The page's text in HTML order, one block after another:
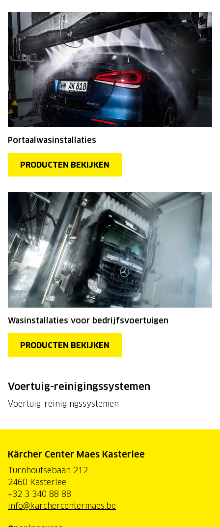
Portaalwasinstallaties
PRODUCTEN BEKIJKEN
Wasinstallaties voor bedrijfsvoertuigen
PRODUCTEN BEKIJKEN
Voertuig-reinigingssystemen
Voertuig-reinigingssystemen
Kärcher Center Maes Kasterlee
Turnhoutsebaan 212
2460 Kasterlee
+32 3 340 88 88
info@karchercentermaes.be